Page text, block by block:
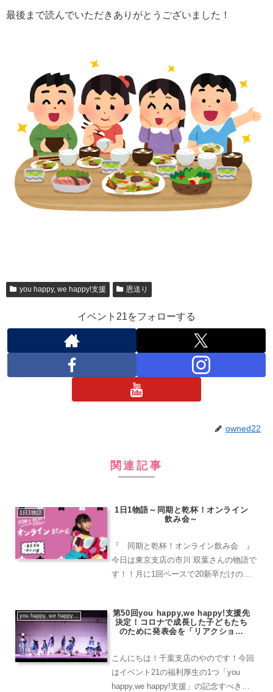
最後まで読んでいただきありがとうございました！
you happy, we happy!支援 恩送り
イベント21をフォローする
owned22
関連記事
1日1物語
1日1物語～同期と乾杯！オンライン
飲み会～
『 同期と乾杯！オンライン飲み会 』
今日は東京支店の市川 双葉さんの物語で
す！！月に1回ペースで20新卒だけのオ
を含めて数人だけが残ってさらに語り尽
くしました！本当に時...
you happy, we happy!支援
第50回you happy,we happy!支援先
決定！コロナで成長した子どもたち
のために発表会を「リアクション
こんにちは！千葉支店のやのです！今回
はイベント21の福利厚生の1つ「you
happy,we happy!支援」の記念すべき第